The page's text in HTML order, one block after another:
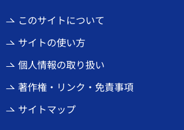
このサイトについて
サイトの使い方
個人情報の取り扱い
著作権・リンク・免責事項
サイトマップ